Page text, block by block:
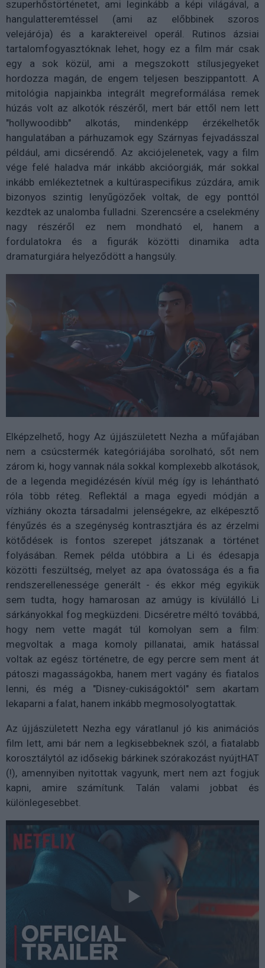
szuperhőstörténetet, ami leginkább a képi világával, a
hangulatteremtéssel (ami az előbbinek szoros
velejárója) és a karaktereivel operál. Rutinos ázsiai
tartalomfogyasztóknak lehet, hogy ez a film már csak
egy a sok közül, ami a megszokott stílusjegyeket
hordozza magán, de engem teljesen beszippantott. A
mitológia napjainkba integrált megreformálása remek
húzás volt az alkotók részéről, mert bár ettől nem lett
"hollywoodibb" alkotás, mindenképp érzékelhetők
hangulatában a párhuzamok egy Szárnyas fejvadásszal
például, ami dicsérendő. Az akciójelenetek, vagy a film
vége felé haladva már inkább akcióorgiák, már sokkal
inkább emlékeztetnek a kultúraspecifikus zúzdára, amik
bizonyos szintig lenyűgözőek voltak, de egy ponttól
kezdtek az unalomba fulladni. Szerencsére a cselekmény
nagy részéről ez nem mondható el, hanem a
fordulatokra és a figurák közötti dinamika adta
dramaturgiára helyeződött a hangsúly.
Elképzelhető, hogy Az újjászületett Nezha a műfajában
nem a csúcstermék kategóriájába sorolható, sőt nem
zárom ki, hogy vannak nála sokkal komplexebb alkotások,
de a legenda megidézésén kívül még így is lehántható
róla több réteg. Reflektál a maga egyedi módján a
vízhiány okozta társadalmi jelenségekre, az elképesztő
fényűzés és a szegénység kontrasztjára és az érzelmi
kötődések is fontos szerepet játszanak a történet
folyásában. Remek példa utóbbira a Li és édesapja
közötti feszültség, melyet az apa óvatossága és a fia
rendszerellenessége generált - és ekkor még egyikük
sem tudta, hogy hamarosan az amúgy is kívülálló Li
sárkányokkal fog megküzdeni. Dicséretre méltó továbbá,
hogy nem vette magát túl komolyan sem a film:
megvoltak a maga komoly pillanatai, amik hatással
voltak az egész történetre, de egy percre sem ment át
pátoszi magasságokba, hanem mert vagány és fiatalos
lenni, és még a "Disney-cukiságoktól" sem akartam
lekaparni a falat, hanem inkább megmosolyogtattak.
Az újjászületett Nezha egy váratlanul jó kis animációs
film lett, ami bár nem a legkisebbeknek szól, a fiatalabb
korosztálytól az idősekig bárkinek szórakozást nyújtHAT
(!), amennyiben nyitottak vagyunk, mert nem azt fogjuk
kapni, amire számítunk. Talán valami jobbat és
különlegesebbet.